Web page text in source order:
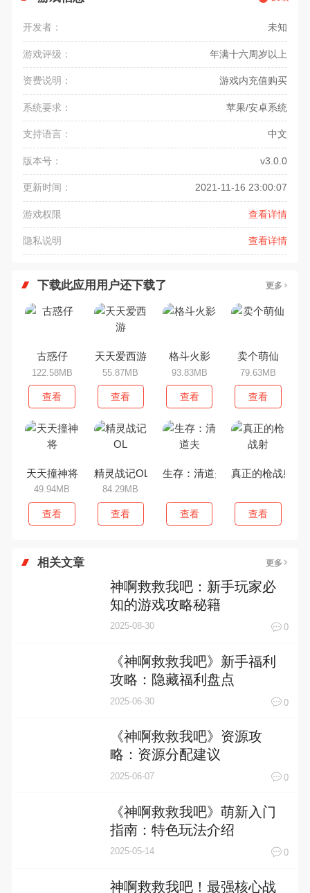
开发者： 未知
游戏评级： 年满十六周岁以上
资费说明： 游戏内充值购买
系统要求： 苹果/安卓系统
支持语言： 中文
版本号： v3.0.0
更新时间： 2021-11-16 23:00:07
游戏权限 查看详情
隐私说明 查看详情
下载此应用用户还下载了 更多
古惑仔
122.58MB
查看
天天爱西游
55.87MB
查看
格斗火影
93.83MB
查看
卖个萌仙
79.63MB
查看
天天撞神将
49.94MB
查看
精灵战记OL
84.29MB
查看
生存：清道夫
查看
真正的枪战射
查看
相关文章 更多
神啊救救我吧：新手玩家必
知的游戏攻略秘籍
2025-08-30 0
《神啊救救我吧》新手福利
攻略：隐藏福利盘点
2025-06-30 0
《神啊救救我吧》资源攻
略：资源分配建议
2025-06-07 0
《神啊救救我吧》萌新入门
指南：特色玩法介绍
2025-05-14 0
神啊救救我吧！最强核心战